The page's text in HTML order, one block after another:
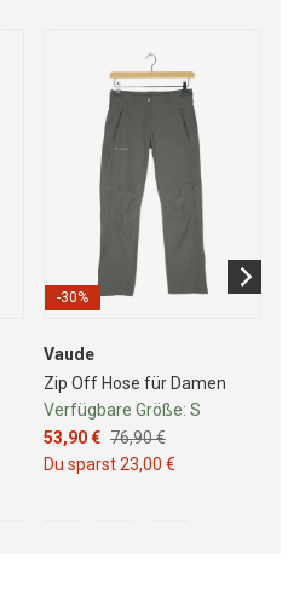
-30%
Vaude
Zip Off Hose für Damen
Verfügbare Größe:S
53,90 € 76,90 €
Du sparst 23,00 €